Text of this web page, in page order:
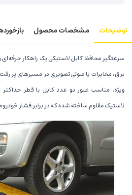
توضیحات مشخصات محصول
سرعتگیر محافظ کابل لاستیکی یک راهکار
برق، مخابرات یا صوتی‌تصویری در مسیرهای پر
لاستیک مقاوم ساخته شده که در برابر فشار